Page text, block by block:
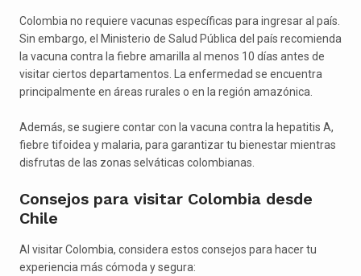
Colombia no requiere vacunas específicas para ingresar al país.
Sin embargo, el Ministerio de Salud Pública del país recomienda
la vacuna contra la fiebre amarilla al menos 10 días antes de
visitar ciertos departamentos. La enfermedad se encuentra
principalmente en áreas rurales o en la región amazónica.
Además, se sugiere contar con la vacuna contra la hepatitis A,
fiebre tifoidea y malaria, para garantizar tu bienestar mientras
disfrutas de las zonas selváticas colombianas.
Consejos para visitar Colombia desde
Chile
Al visitar Colombia, considera estos consejos para hacer tu
experiencia más cómoda y segura: